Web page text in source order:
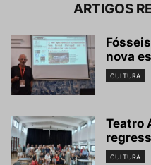
ARTIGOS
nova
CULTURA
Teatro
CULTURA